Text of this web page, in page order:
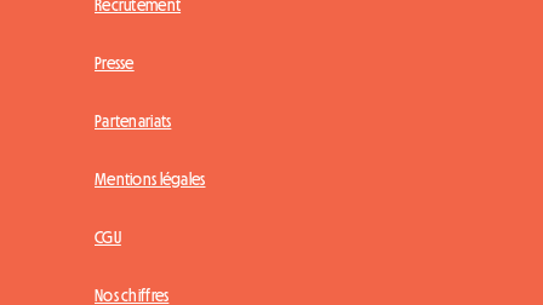
Recrutement
Presse
Partenariats
Mentions légales
CGU
Nos chiffres